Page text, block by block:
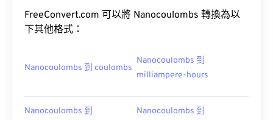
FreeConvert.com 可以將 Nanocoulombs 轉換為以
下其他格式：
Nanocoulombs 到 coulombs
Nanocoulombs 到
milliampere-hours
Nanocoulombs 到
Nanocoulombs 到